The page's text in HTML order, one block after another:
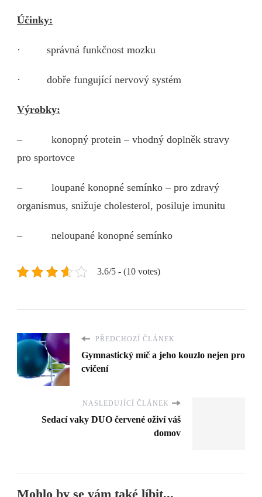
Účinky:
· správná funkčnost mozku
· dobře fungující nervový systém
Výrobky:
– konopný protein – vhodný doplněk stravy
pro sportovce
– loupané konopné semínko – pro zdravý
organismus, snižuje cholesterol, posiluje imunitu
– neloupané konopné semínko
3.6/5 - (10 votes)
PŘEDCHOZÍ ČLÁNEK
Gymnastický míč a jeho kouzlo nejen pro
cvičení
NASLEDUJÍCÍ ČLÁNEK
Sedací vaky DUO červené oživí váš
domov
Mohlo by se vám také líbit...